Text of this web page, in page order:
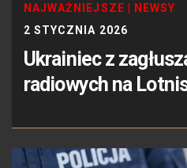
NAJWAŻNIEJSZE
NEWSY
2 STYCZNIA 2026
Ukrainiec z
radiowych na